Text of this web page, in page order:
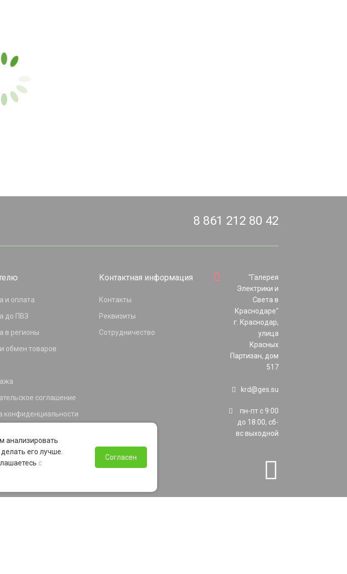
8 861 212 80 42
и оплата
до ПВЗ
в регионы
обмен товаров
соглашение
конфиденциальности
лояльности
Контактная информация
Контакты
Реквизиты
Сотрудничество
"Галерея
Электрики и
Света в
Краснодаре"
г. Краснодар,
улица
Красных
Партизан, дом
517
krd@ges.su
пн-пт с 9:00
до 18:00, сб-
вс выходной
анализировать
его лучше.
с
Согласен